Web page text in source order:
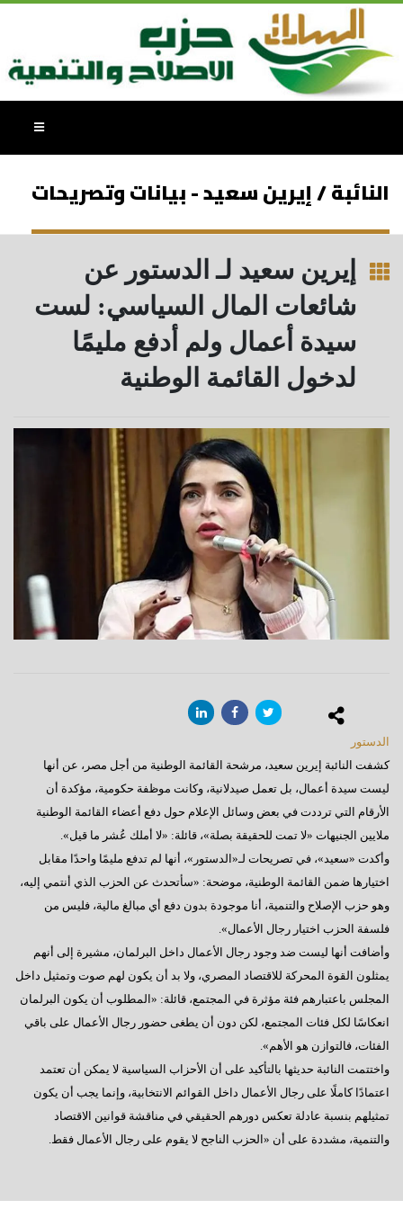
النائبة / إيرين سعيد - بيانات وتصريحات
إيرين سعيد لـ الدستور عن
شائعات المال السياسي: لست
سيدة أعمال ولم أدفع مليمًا
لدخول القائمة الوطنية
الدستور
كشفت النائبة إيرين سعيد، مرشحة القائمة الوطنية من أجل مصر، عن أنها
ليست سيدة أعمال، بل تعمل صيدلانية، وكانت موظفة حكومية، مؤكدة أن
الأرقام التي ترددت في بعض وسائل الإعلام حول دفع أعضاء القائمة الوطنية
ملايين الجنيهات «لا تمت للحقيقة بصلة»، قائلة: «لا أملك عُشر ما قيل».
وأكدت «سعيد»، في تصريحات لـ«الدستور»، أنها لم تدفع مليمًا واحدًا مقابل
اختيارها ضمن القائمة الوطنية، موضحة: «سأتحدث عن الحزب الذي أنتمي إليه،
وهو حزب الإصلاح والتنمية، أنا موجودة بدون دفع أي مبالغ مالية، فليس من
فلسفة الحزب اختيار رجال الأعمال».
وأضافت أنها ليست ضد وجود رجال الأعمال داخل البرلمان، مشيرة إلى أنهم
يمثلون القوة المحركة للاقتصاد المصري، ولا بد أن يكون لهم صوت وتمثيل داخل
المجلس باعتبارهم فئة مؤثرة في المجتمع، قائلة: «المطلوب أن يكون البرلمان
انعكاسًا لكل فئات المجتمع، لكن دون أن يطغى حضور رجال الأعمال على باقي
الفئات، فالتوازن هو الأهم».
واختتمت النائبة حديثها بالتأكيد على أن الأحزاب السياسية لا يمكن أن تعتمد
اعتمادًا كاملًا على رجال الأعمال داخل القوائم الانتخابية، وإنما يجب أن يكون
تمثيلهم بنسبة عادلة تعكس دورهم الحقيقي في مناقشة قوانين الاقتصاد
والتنمية، مشددة على أن «الحزب الناجح لا يقوم على رجال الأعمال فقط.